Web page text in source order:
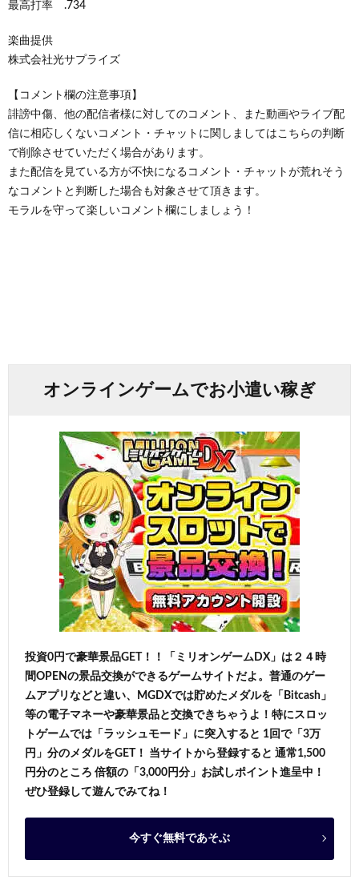
最高打率 .734
楽曲提供
株式会社光サプライズ
【コメント欄の注意事項】
誹謗中傷、他の配信者様に対してのコメント、また動画やライブ配
信に相応しくないコメント・チャットに関しましてはこちらの判断
で削除させていただく場合があります。
また配信を見ている方が不快になるコメント・チャットが荒れそう
なコメントと判断した場合も対象させて頂きます。
モラルを守って楽しいコメント欄にしましょう！
オンラインゲームでお小遣い稼ぎ
投資0円で豪華景品GET！！「ミリオンゲームDX」は２４時
間OPENの景品交換ができるゲームサイトだよ。普通のゲー
ムアプリなどと違い、MGDXでは貯めたメダルを「Bitcash」
等の電子マネーや豪華景品と交換できちゃうよ！特にスロッ
トゲームでは「ラッシュモード」に突入すると 1回で「3万
円」分のメダルをGET！ 当サイトから登録すると 通常1,500
円分のところ 倍額の「3,000円分」お試しポイント進呈中！
ぜひ登録して遊んでみてね！
今すぐ無料であそぶ